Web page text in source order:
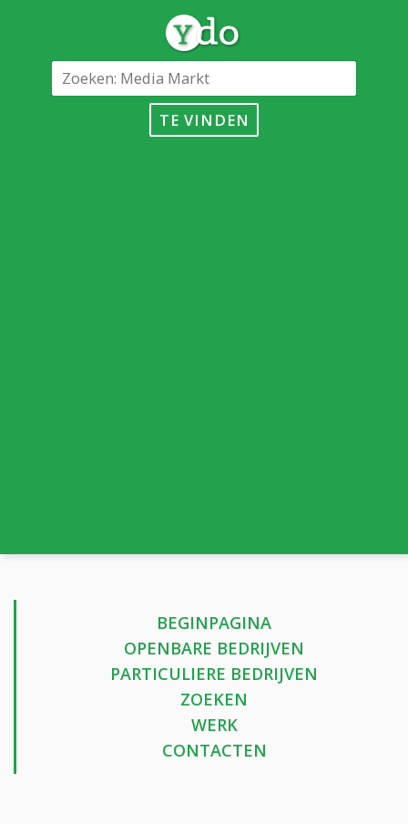
TE VINDEN
BEGINPAGINA
OPENBARE BEDRIJVEN
PARTICULIERE BEDRIJVEN
ZOEKEN
WERK
CONTACTEN